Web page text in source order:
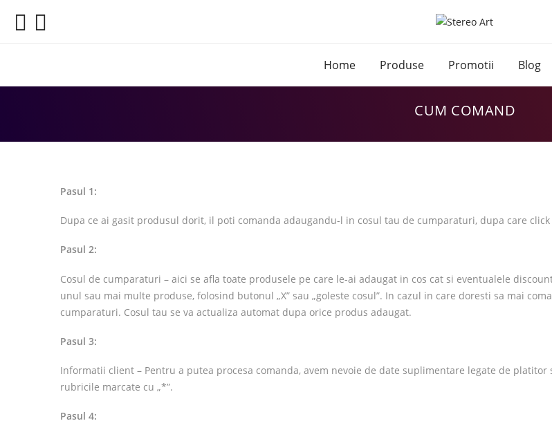
Home Produse Promotii Blog
CUM COMAND
Pasul 1:
Dupa ce ai gasit produsul dorit, il poti comanda adaugandu-l in cosul tau de cumparaturi, dupa care click
Pasul 2:
Cosul de cumparaturi – aici se afla toate produsele pe care le-ai adaugat in cos cat si eventualele
unul sau mai multe produse, folosind butonul „X” sau „goleste cosul”. In cazul in care doresti sa mai
cumparaturi. Cosul tau se va actualiza automat dupa orice produs adaugat.
Pasul 3:
Informatii client – Pentru a putea procesa comanda, avem nevoie de date suplimentare legate de
rubricile marcate cu „*”.
Pasul 4: